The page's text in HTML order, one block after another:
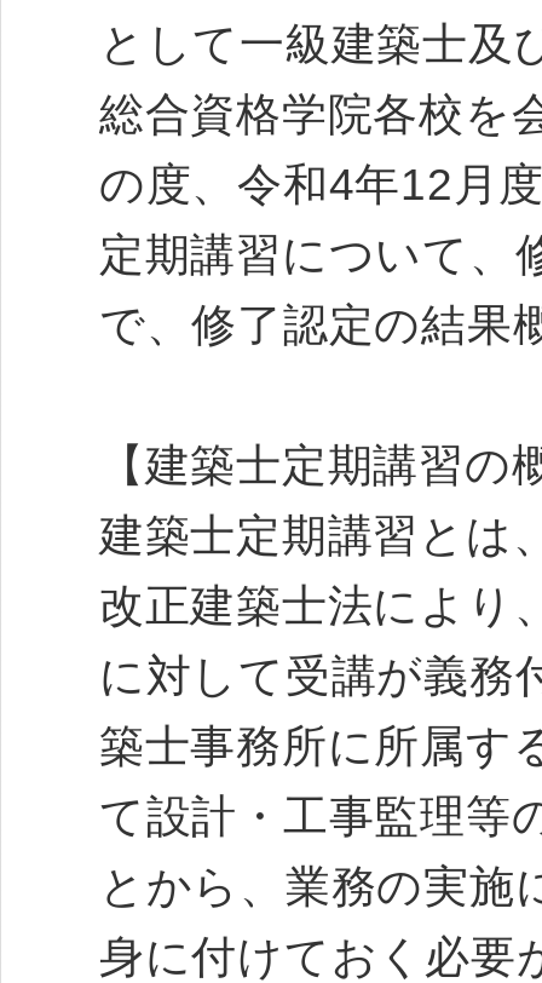
として一級建築士及
総合資格学院各校を
の度、令和4年12月
定期講習について、
で、修了認定の結果
【建築士定期講習の
建築士定期講習とは
改正建築士法により
に対して受講が義務
築士事務所に所属す
て設計・工事監理等
とから、業務の実施
身に付けておく必要